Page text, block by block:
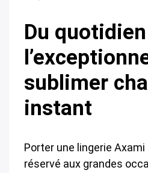
Du
sublimer
instant
Porter une lingerie Axami
réservé aux grandes